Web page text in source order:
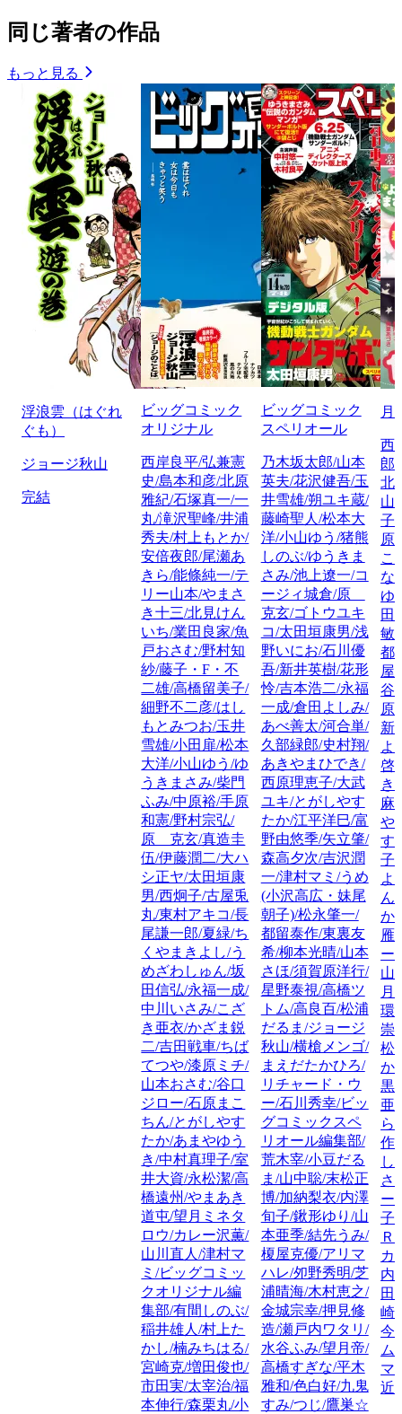
同じ著者の作品
もっと見る
浮浪雲（はぐれ
ぐも）
ジョージ秋山
完結
ビッグコミック
オリジナル
西岸良平/弘兼憲
史/島本和彦/北原
雅紀/石塚真一/一
丸/滝沢聖峰/井浦
秀夫/村上もとか/
安倍夜郎/尾瀬あ
きら/能條純一/テ
リー山本/やまさ
き十三/北見けん
いち/業田良家/魚
戸おさむ/野村知
紗/藤子・F・不
二雄/高橋留美子/
細野不二彦/はし
もとみつお/玉井
雪雄/小田扉/松本
大洋/小山ゆう/ゆ
うきまさみ/柴門
ふみ/中原裕/手原
和憲/野村宗弘/
原 克玄/真造圭
伍/伊藤潤二/大ハ
シ正ヤ/太田垣康
男/西炯子/古屋兎
丸/東村アキコ/長
尾謙一郎/夏緑/ち
くやまきよし/う
めざわしゅん/坂
田信弘/永福一成/
中川いさみ/こざ
き亜衣/かざま鋭
二/吉田戦車/ちば
てつや/漆原ミチ/
山本おさむ/谷口
ジロー/石原まこ
ちん/とがしやす
たか/あまやゆう
き/中村真理子/室
井大資/永松潔/高
橋遠州/やまあき
道屯/望月ミネタ
ロウ/カレー沢薫/
山川直人/津村マ
ミ/ビッグコミッ
クオリジナル編
集部/有間しのぶ/
稲井雄人/村上た
かし/楠みちはる/
宮崎克/増田俊也/
市田実/太宰治/福
本伸行/森栗丸/小
ビッグコミック
スペリオール
乃木坂太郎/山本
英夫/花沢健吾/玉
井雪雄/朔ユキ蔵/
藤崎聖人/松本大
洋/小山ゆう/猪熊
しのぶ/ゆうきま
さみ/池上遼一/コ
ージィ城倉/原
克玄/ゴトウユキ
コ/太田垣康男/浅
野いにお/石川優
吾/新井英樹/花形
怜/吉本浩二/永福
一成/倉田よしみ/
あべ善太/河合単/
久部緑郎/史村翔/
あきやまひでき/
西原理恵子/大武
ユキ/とがしやす
たか/江平洋巳/富
野由悠季/矢立肇/
森高夕次/吉沢潤
一/津村マミ/うめ
(小沢高広・妹尾
朝子)/松永肇一/
都留泰作/東裏友
希/柳本光晴/山本
さほ/須賀原洋行/
星野泰視/高橋ツ
トム/高良百/松浦
だるま/ジョージ
秋山/横槍メンゴ/
まえだたかひろ/
リチャード・ウ
ー/石川秀幸/ビッ
グコミックスペ
リオール編集部/
荒木宰/小豆だる
ま/山中聡/末松正
博/加納梨衣/内澤
旬子/鍬形ゆり/山
本亜季/結先うみ/
榎屋克優/アリマ
ハレ/夘野秀明/芝
浦晴海/木村恵之/
金城宗幸/押見修
造/瀬戸内ワタリ/
水谷ふみ/望月帝/
高橋すぎな/平木
雅和/色白好/九鬼
すみ/つじ/鷹巣☆
月
西
郎
北
山
子/
原
こ
な
ゆ
田
敏/
都/
屋
谷
原
新
よ
啓/
き
麻
や
す
子/
よ
ん
か
雁
ー
山
月
環
崇
松
か
黒
亜
ら
作/
し
さ
ー
子/
Ｒ
カ
内
田
崎
今
ム
マ
近